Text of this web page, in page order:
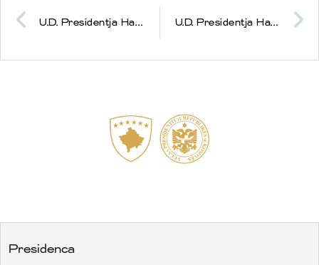
U.D. Presidentja Haxhiu nënshkruan dekretin për hapjen e Misionit Konsullor të Republikës së Kosovës në Teksas U.D. Presidentja Haxhiu mori pjesë në ceremoninë e hapjes së Gjykatës Administrative: Është një ditë e rëndësishme për sistemin tonë të drejtësisë
Presidenca